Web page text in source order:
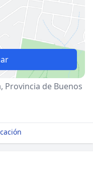
Provincia de Buenos